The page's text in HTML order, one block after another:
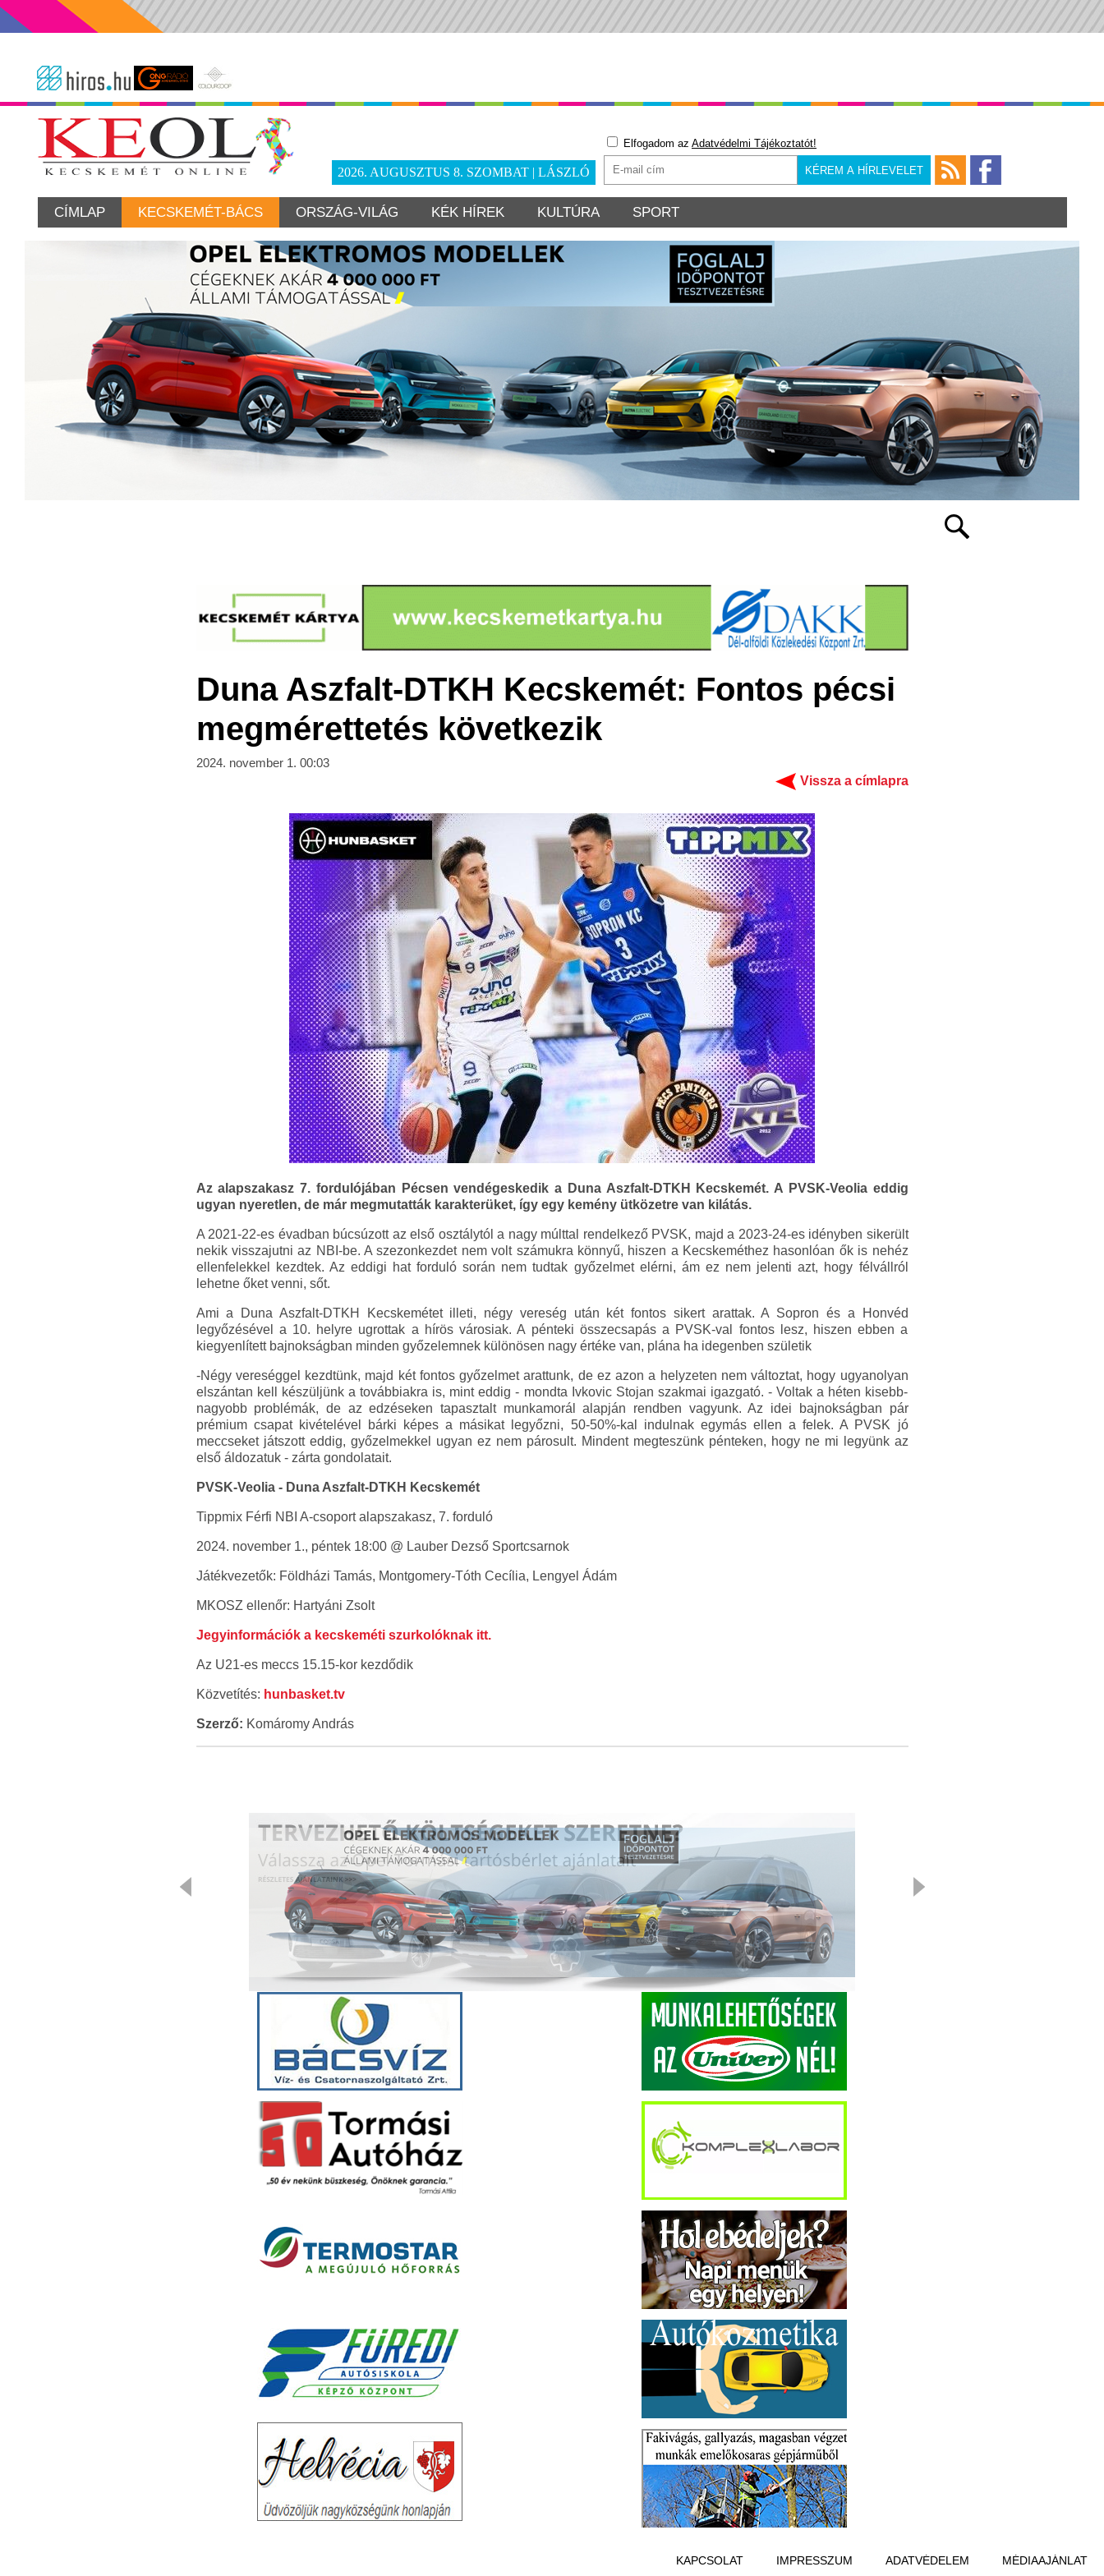
2026. AUGUSZTUS 8. SZOMBAT | LÁSZLÓ
Elfogadom az Adatvédelmi Tájékoztatót!
CÍMLAP KECSKEMÉT-BÁCS ORSZÁG-VILÁG KÉK HÍREK KULTÚRA SPORT
Duna Aszfalt-DTKH Kecskemét: Fontos pécsi
megmérettetés következik
2024. november 1. 00:03
Vissza a címlapra
Az alapszakasz 7. fordulójában Pécsen vendégeskedik a Duna Aszfalt-DTKH Kecskemét. A PVSK-Veolia eddig
ugyan nyeretlen, de már megmutatták karakterüket, így egy kemény ütközetre van kilátás.
A 2021-22-es évadban búcsúzott az első osztálytól a nagy múlttal rendelkező PVSK, majd a 2023-24-es idényben sikerült
nekik visszajutni az NBI-be. A szezonkezdet nem volt számukra könnyű, hiszen a Kecskeméthez hasonlóan ők is nehéz
ellenfelekkel kezdtek. Az eddigi hat forduló során nem tudtak győzelmet elérni, ám ez nem jelenti azt, hogy félvállról
lehetne őket venni, sőt.
Ami a Duna Aszfalt-DTKH Kecskemétet illeti, négy vereség után két fontos sikert arattak. A Sopron és a Honvéd
legyőzésével a 10. helyre ugrottak a hírös városiak. A pénteki összecsapás a PVSK-val fontos lesz, hiszen ebben a
kiegyenlített bajnokságban minden győzelemnek különösen nagy értéke van, plána ha idegenben születik
-Négy vereséggel kezdtünk, majd két fontos győzelmet arattunk, de ez azon a helyzeten nem változtat, hogy ugyanolyan
elszántan kell készüljünk a továbbiakra is, mint eddig - mondta Ivkovic Stojan szakmai igazgató. - Voltak a héten kisebb-
nagyobb problémák, de az edzéseken tapasztalt munkamorál alapján rendben vagyunk. Az idei bajnokságban pár
prémium csapat kivételével bárki képes a másikat legyőzni, 50-50%-kal indulnak egymás ellen a felek. A PVSK jó
meccseket játszott eddig, győzelmekkel ugyan ez nem párosult. Mindent megteszünk pénteken, hogy ne mi legyünk az
első áldozatuk - zárta gondolatait.
PVSK-Veolia - Duna Aszfalt-DTKH Kecskemét
Tippmix Férfi NBI A-csoport alapszakasz, 7. forduló
2024. november 1., péntek 18:00 @ Lauber Dezső Sportcsarnok
Játékvezetők: Földházi Tamás, Montgomery-Tóth Cecília, Lengyel Ádám
MKOSZ ellenőr: Hartyáni Zsolt
Jegyinformációk a kecskeméti szurkolóknak itt.
Az U21-es meccs 15.15-kor kezdődik
Közvetítés: hunbasket.tv
Szerző: Komáromy András
KAPCSOLAT IMPRESSZUM ADATVÉDELEM MÉDIAAJÁNLAT